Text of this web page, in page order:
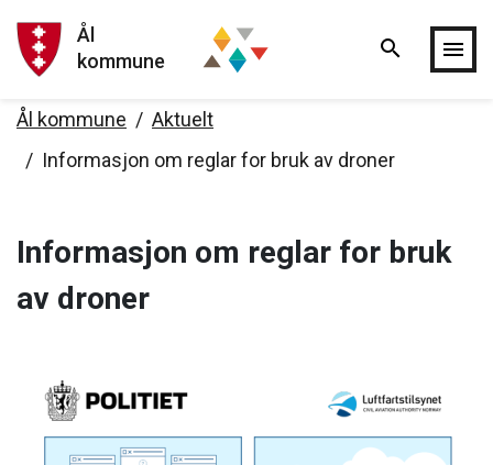
Hopp til hovedinnholdet
Ål
kommune
search menu
Ål kommune
Aktuelt
Informasjon om reglar for bruk av droner
Informasjon om reglar for bruk
av droner